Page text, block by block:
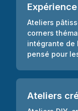
Ateliers
corners
intégrante de
pensé pour
Ateliers